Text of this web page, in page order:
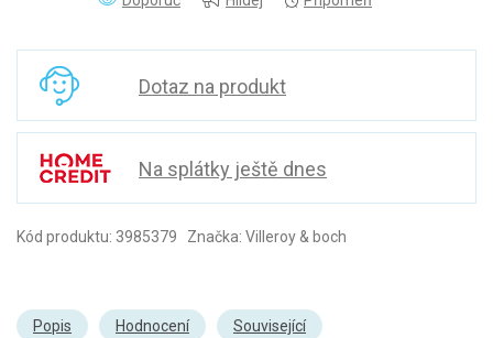
Dotaz na produkt
Na splátky ještě dnes
Kód produktu: 3985379 Značka: Villeroy & boch
Popis Hodnocení Související